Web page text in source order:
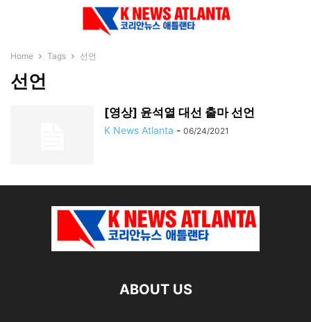
Home Tags 선언
선언
[영상] 윤석열 대선 출마 선언
K News Atlanta - 06/24/2021
ABOUT US